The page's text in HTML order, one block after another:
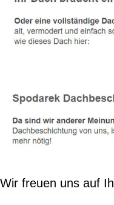
Wir freuen uns auf